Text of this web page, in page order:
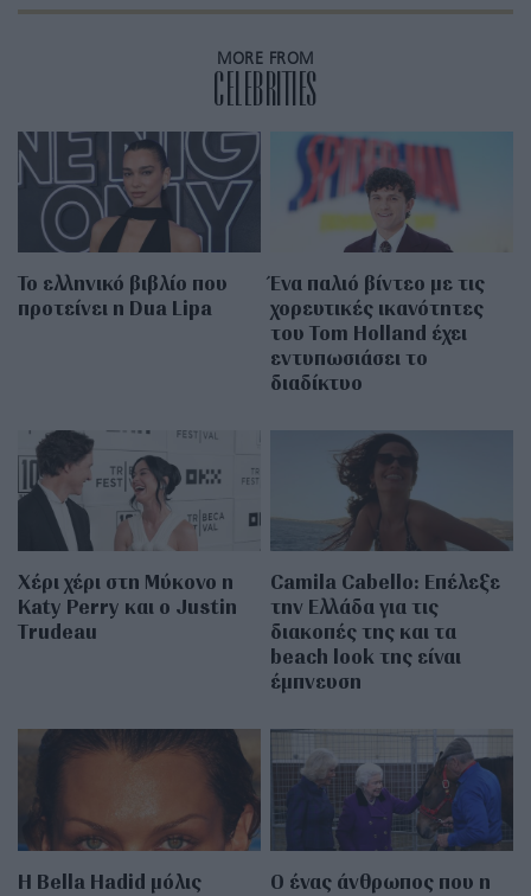
MORE FROM
CELEBRITIES
Το ελληνικό βιβλίο που
προτείνει η Dua Lipa
Ένα παλιό βίντεο με τις
χορευτικές ικανότητες
του Tom Holland έχει
εντυπωσιάσει το
διαδίκτυο
Χέρι χέρι στη Μύκονο η
Katy Perry και ο Justin
Trudeau
Camila Cabello: Επέλεξε
την Ελλάδα για τις
διακοπές της και τα
beach look της είναι
έμπνευση
Η Bella Hadid μόλις
Ο ένας άνθρωπος που η